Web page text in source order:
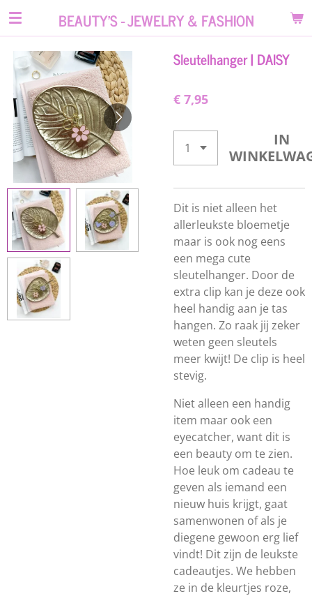
Ga
hoofdinhoud
BEAUTY'S - JEWELRY & FASHION
Sleutelhanger | DAISY
€ 7,95
IN
Dit is niet alleen het
allerleukste bloemetje
maar is ook nog eens
een mega cute
sleutelhanger. Door de
extra clip kan je deze ook
heel handig aan je tas
hangen. Zo raak jij zeker
weten geen sleutels
meer kwijt! De clip is heel
stevig.
Niet alleen een handig
item maar ook een
eyecatcher, want dit is
een beauty om te zien.
Hoe leuk om cadeau te
geven als iemand een
nieuw huis krijgt, gaat
samenwonen of als je
diegene gewoon erg lief
vindt! Dit zijn de leukste
cadeautjes. We hebben
ze in de kleurtjes roze,